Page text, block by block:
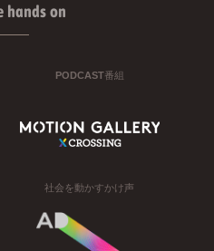
hands on
PODCAST番組
社会を動かすかけ声